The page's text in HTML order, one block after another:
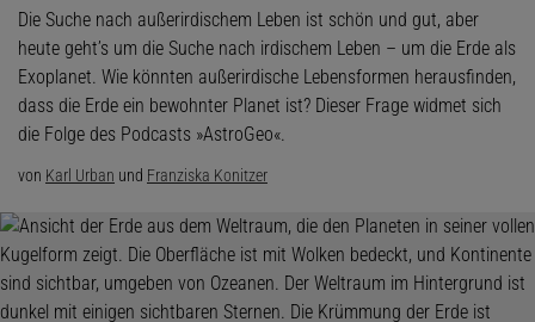
Die Suche nach außerirdischem Leben ist schön und gut, aber
heute geht’s um die Suche nach irdischem Leben – um die Erde als
Exoplanet. Wie könnten außerirdische Lebensformen herausfinden,
dass die Erde ein bewohnter Planet ist? Dieser Frage widmet sich
die Folge des Podcasts »AstroGeo«.
von Karl Urban und Franziska Konitzer